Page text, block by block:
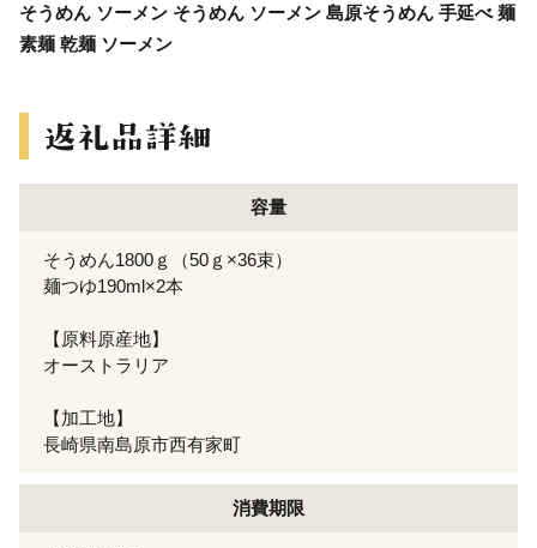
そうめん ソーメン そうめん ソーメン 島原そうめん 手延べ 麺
素麺 乾麺 ソーメン
容量
そうめん1800ｇ（50ｇ×36束）
麺つゆ190ml×2本
【原料原産地】
オーストラリア
【加工地】
長崎県南島原市西有家町
消費期限